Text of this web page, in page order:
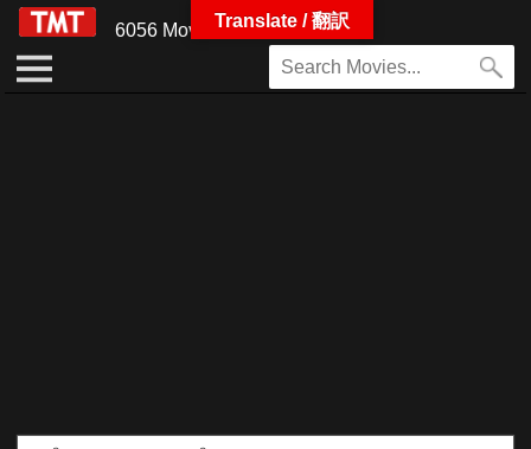
6056 MoviesTranslate / 翻訳